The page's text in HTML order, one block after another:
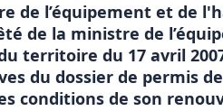
de l’équipement et de
de la ministre de
territoire du 17 avril
du dossier de permis
conditions de son